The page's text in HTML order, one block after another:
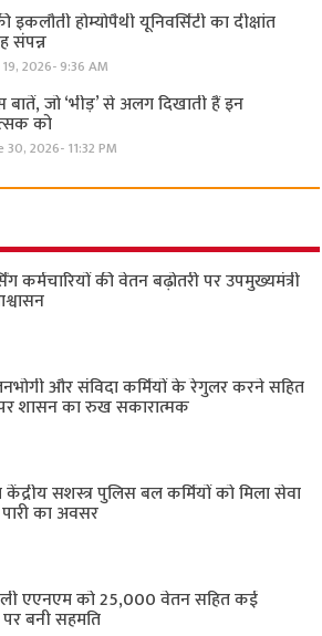
इकलौती होम्योपैथी यूनिवर्सिटी का दीक्षांत
संपन्न
2026- 9:36 AM
जो ‘भीड़’ से अलग दिखाती हैं इन
को
30, 2026- 11:32 PM
कर्मचारियों की वेतन बढ़ोतरी पर उपमुख्यमंत्री
और संविदा कर्मियों के रेगुलर करने सहित
शासन का रुख सकारात्मक
केंद्रीय सशस्त्र पुलिस बल ​कर्मियों को मिला सेवा
का अवसर
एएनएम को 25,000 वेतन सहित कई
बनी सहमति